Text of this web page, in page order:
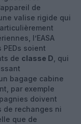
de
valise rigide qui
l’EASA
PEDs soient
de classe D , qui
bagage cabine
par exemple
doivent
de rechanges ni
que de